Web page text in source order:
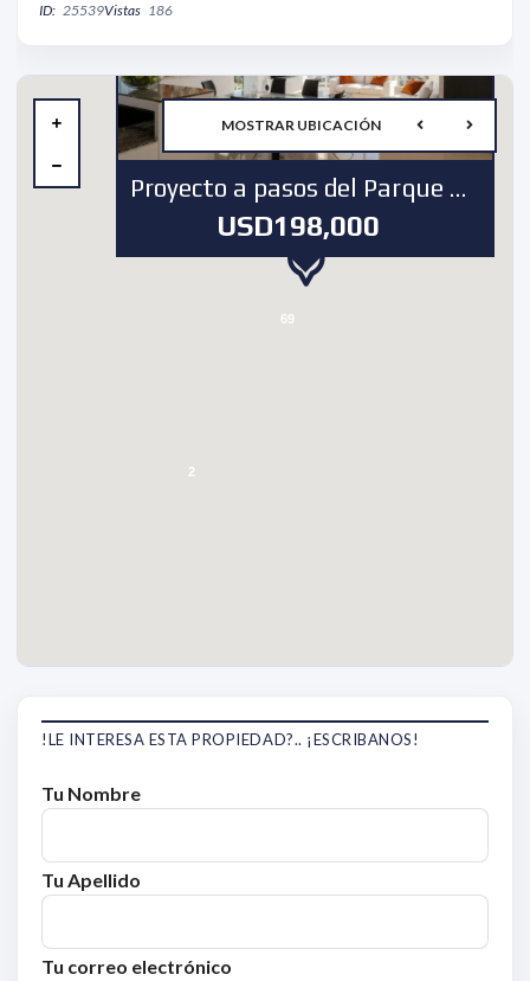
ID: 25539Vistas 186
69
2
Proyecto a pasos del Parque Omar
USD198,000
MOSTRAR UBICACIÓN
!LE INTERESA ESTA PROPIEDAD?.. ¡ESCRIBANOS!
Tu Nombre
Tu Apellido
Tu correo electrónico